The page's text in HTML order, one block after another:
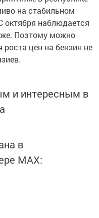
на стабильном
октября наблюдается
Поэтому можно
цен на бензин не
и интересным в
в
MАХ: